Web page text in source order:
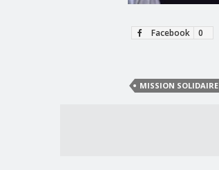
Facebook 0
MISSION SOLIDAIRE